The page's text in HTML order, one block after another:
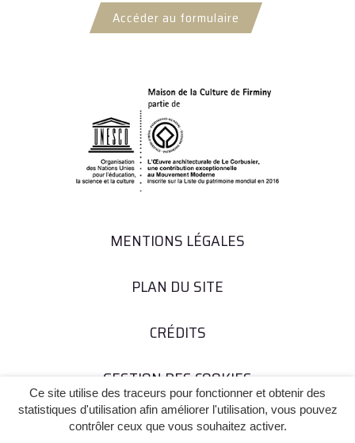
Ce site utilise des traceurs pour fonctionner et obtenir des
statistiques d'utilisation afin améliorer l'utilisation, vous pouvez
contrôler ceux que vous souhaitez activer.
Accéder au formulaire
MENTIONS LÉGALES
PLAN DU SITE
CRÉDITS
GESTION DES COOKIES